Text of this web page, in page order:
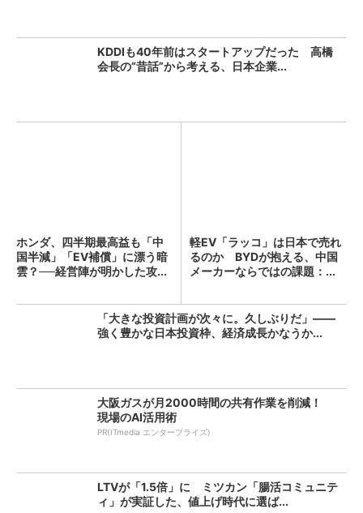
KDDIも40年前はスタートアップだった 高橋
会長の“昔話”から考える、日本企業...
ホンダ、四半期最高益も「中
国半減」「EV補償」に漂う暗
雲？──経営陣が明かした攻...
軽EV「ラッコ」は日本で売れ
るのか BYDが抱える、中国
メーカーならではの課題：...
「大きな投資計画が次々に。久しぶりだ」――
強く豊かな日本投資枠、経済成長かなうか...
大阪ガスが月2000時間の共有作業を削減！
現場のAI活用術
PR(ITmedia エンタープライズ)
LTVが「1.5倍」に ミツカン「腸活コミュニテ
ィ」が実証した、値上げ時代に選ば...